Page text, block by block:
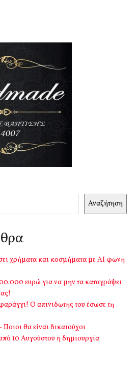
Αναζήτηση
χρήματα και κοσμήματα με ΑΙ φωνή
ευρώ για να μην τα καταγράψει
Ο απινιδωτής του έσωσε τη
θα είναι δικαιούχοι
10 Αυγούστου η δημιουργία